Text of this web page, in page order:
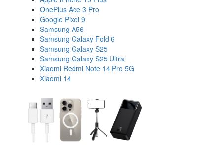
OnePlus Ace 3 Pro
Google Pixel 9
Samsung A56
Samsung Galaxy Fold 6
Samsung Galaxy S25
Samsung Galaxy S25 Ultra
Xiaomi Redmi Note 14 Pro 5G
Xiaomi 14